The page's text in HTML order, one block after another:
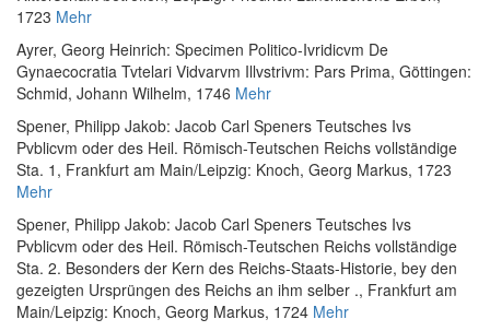
1723 Mehr
Ayrer, Georg Heinrich: Specimen Politico-Ivridicvm De
Gynaecocratia Tvtelari Vidvarvm Illvstrivm: Pars Prima, Göttingen:
Schmid, Johann Wilhelm, 1746 Mehr
Spener, Philipp Jakob: Jacob Carl Speners Teutsches Ivs
Pvblicvm oder des Heil. Römisch-Teutschen Reichs vollständige
Sta. 1 , Frankfurt am Main/Leipzig: Knoch, Georg Markus, 1723
Mehr
Spener, Philipp Jakob: Jacob Carl Speners Teutsches Ivs
Pvblicvm oder des Heil. Römisch-Teutschen Reichs vollständige
Sta. 2. Besonders der Kern des Reichs-Staats-Historie, bey den
gezeigten Ursprüngen des Reichs an ihm selber ., Frankfurt am
Main/Leipzig: Knoch, Georg Markus, 1724 Mehr